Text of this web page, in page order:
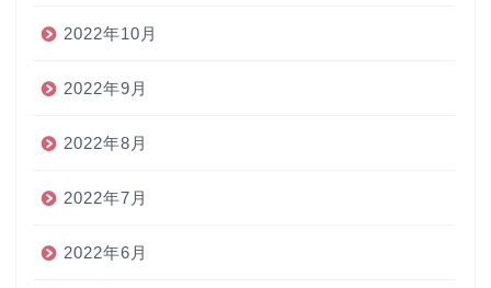
2022年10月
2022年9月
2022年8月
2022年7月
2022年6月